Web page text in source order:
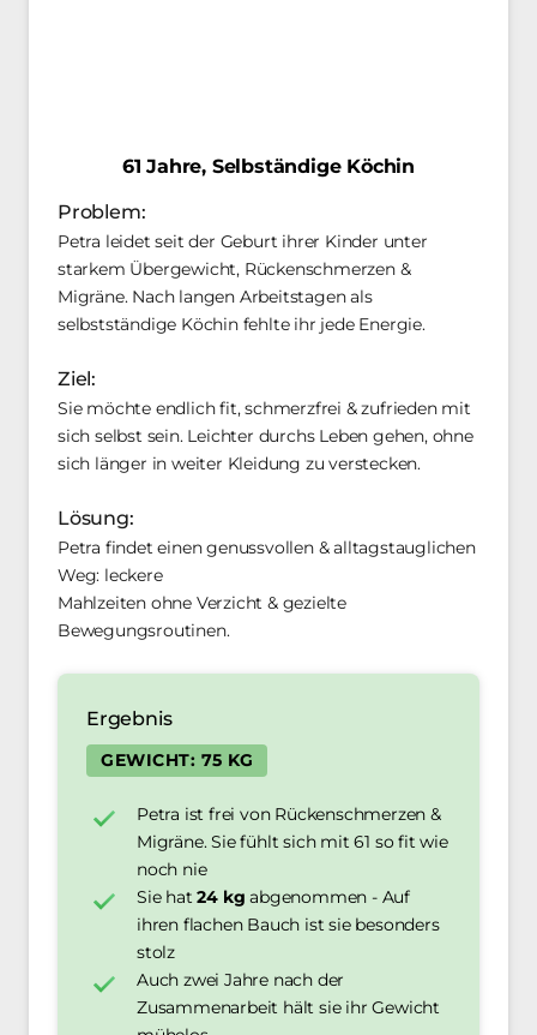
61 Jahre, Selbständige Köchin
Problem:
Petra leidet seit der Geburt ihrer Kinder unter
starkem Übergewicht, Rückenschmerzen &
Migräne. Nach langen Arbeitstagen als
selbstständige Köchin fehlte ihr jede Energie.
Ziel:
Sie möchte endlich fit, schmerzfrei & zufrieden mit
sich selbst sein. Leichter durchs Leben gehen, ohne
sich länger in weiter Kleidung zu verstecken.
Lösung:
Petra findet einen genussvollen & alltagstauglichen
Weg: leckere
Mahlzeiten ohne Verzicht & gezielte
Bewegungsroutinen.
Ergebnis
GEWICHT: 75 KG
Petra ist frei von Rückenschmerzen &
Migräne. Sie fühlt sich mit 61 so fit wie
noch nie
Sie hat 24 kg abgenommen - Auf
ihren flachen Bauch ist sie besonders
stolz
Auch zwei Jahre nach der
Zusammenarbeit hält sie ihr Gewicht